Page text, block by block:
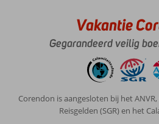
Vakantie
Gegarandeerd veilig
Corendon is aangesloten bij het
Reisgelden (SGR) en het